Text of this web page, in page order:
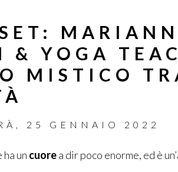
& YOGA
MISTICO
, 25 GENNAIO 2022
un cuorea dir poco enorme, ed è un’